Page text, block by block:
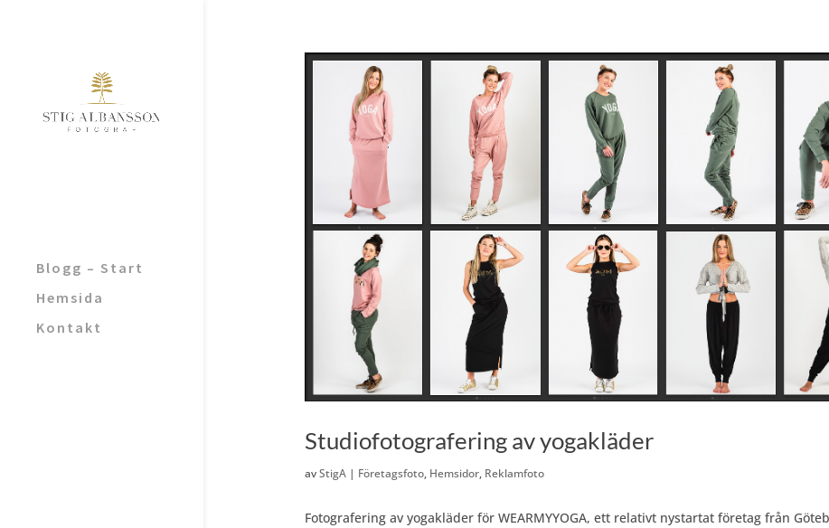
Blogg – Start
Hemsida
Kontakt
Studiofotografering av yogakläder
avStigA| Företagsfoto, Hemsidor, Reklamfoto
Fotografering av yogakläder för WEARMYYOGA, ett relativt nystartat företag från